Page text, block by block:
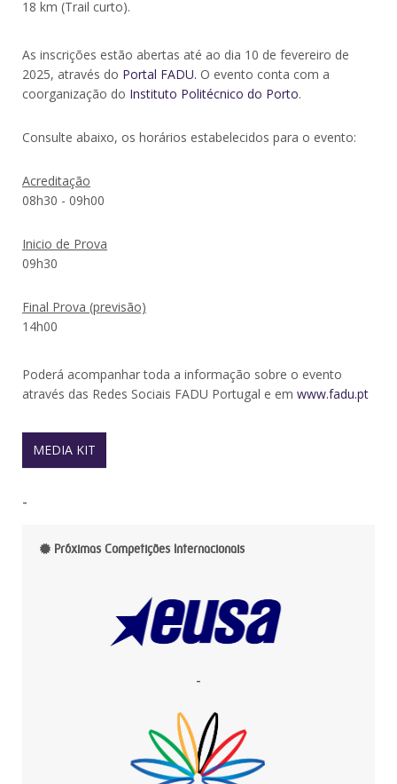
18 km (Trail curto).
As inscrições estão abertas até ao dia 10 de fevereiro de
2025, através do Portal FADU. O evento conta com a
coorganização do Instituto Politécnico do Porto.
Consulte abaixo, os horários estabelecidos para o evento:
Acreditação
08h30 - 09h00
Inicio de Prova
09h30
Final Prova (previsão)
14h00
Poderá acompanhar toda a informação sobre o evento
através das Redes Sociais FADU Portugal e em www.fadu.pt
MEDIA KIT
-
Próximas Competições Internacionais
-